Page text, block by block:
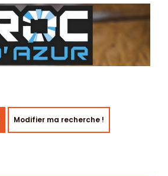
Modifier ma recherche !